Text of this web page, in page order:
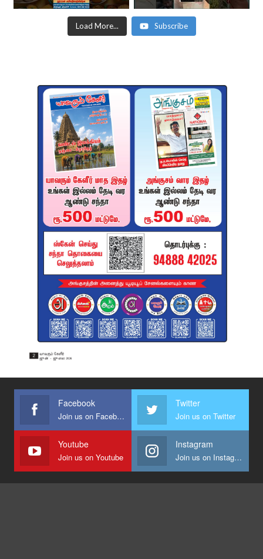
Load More... Subscribe
Facebook
Join us on Facebook
Twitter
Join us on Twitter
Youtube
Join us on Youtube
Instagram
Join us on Instagram